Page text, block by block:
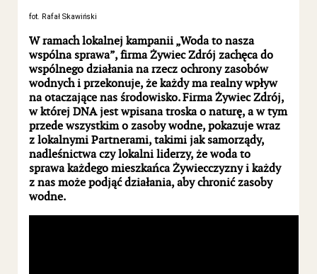
fot. Rafał Skawiński
W ramach lokalnej kampanii „Woda to nasza
wspólna sprawa”, firma Żywiec Zdrój zachęca do
wspólnego działania na rzecz ochrony zasobów
wodnych i przekonuje, że każdy ma realny wpływ
na otaczające nas środowisko. Firma Żywiec Zdrój,
w której DNA jest wpisana troska o naturę, a w tym
przede wszystkim o zasoby wodne, pokazuje wraz
z lokalnymi Partnerami, takimi jak samorządy,
nadleśnictwa czy lokalni liderzy, że woda to
sprawa każdego mieszkańca Żywiecczyzny i każdy
z nas może podjąć działania, aby chronić zasoby
wodne.